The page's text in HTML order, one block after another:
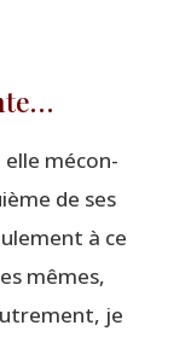
elle mécon­
de ses
à ce
mêmes,
je